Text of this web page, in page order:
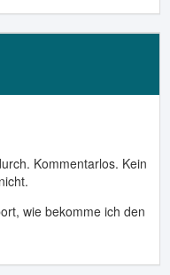
Kommentarlos. Kein
wie bekomme ich den